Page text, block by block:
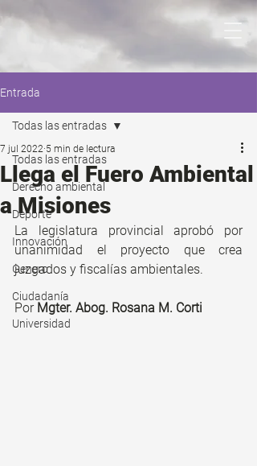
Entrada
Todas las entradas
Derecho ambiental
Deporte
Innovación
Genero
Ciudadanía
Universidad
Todas las entradas
Llega el Fuero Ambiental
a Misiones
7 jul 2022 5 min de lectura
La legislatura provincial aprobó por
unanimidad el proyecto que crea
juzgados y fiscalías ambientales.
Por Mgter. Abog. Rosana M. Corti